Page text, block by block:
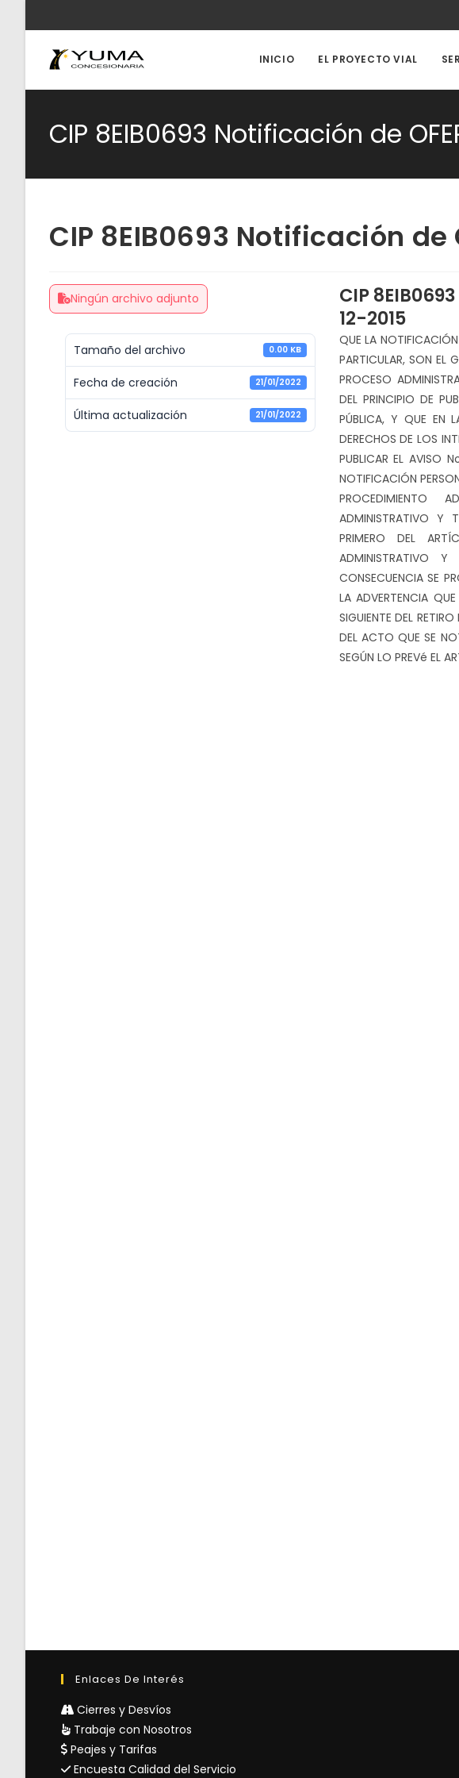
contenido
INICIO EL PROYECTO VIAL
CIP 8EIB0693 Notificación de
CIP 8EIB0693 Notificación de
Ningún archivo adjunto
Tamaño del archivo 0.00 KB
Fecha de creación 21/01/2022
Última actualización 21/01/2022
CIP
12-2015
QUE LA
PARTICULAR, SON EL
PROCESO
DEL PRINCIPIO DE
PÚBLICA, Y QUE EN
DERECHOS DE LOS
PUBLICAR EL AVISO
NOTIFICACIÓN
PROCEDIMIENTO
ADMINISTRATIVO Y
PRIMERO DEL
ADMINISTRATIVO
CONSECUENCIA SE
LA ADVERTENCIA
SIGUIENTE DEL
DEL ACTO QUE SE
SEGÚN LO PREVé EL
Enlaces De Interés
Cierres y Desvíos
Trabaje con Nosotros
Peajes y Tarifas
Encuesta Calidad del Servicio